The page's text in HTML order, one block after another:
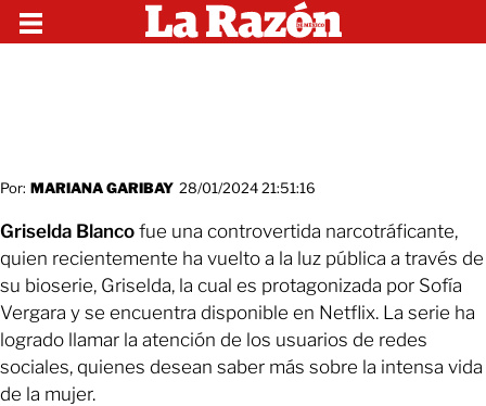
Por: MARIANA GARIBAY 28/01/2024 21:51:16
Griselda Blanco fue una controvertida narcotráficante,
quien recientemente ha vuelto a la luz pública a través de
su bioserie, Griselda, la cual es protagonizada por Sofía
Vergara y se encuentra disponible en Netflix. La serie ha
logrado llamar la atención de los usuarios de redes
sociales, quienes desean saber más sobre la intensa vida
de la mujer.